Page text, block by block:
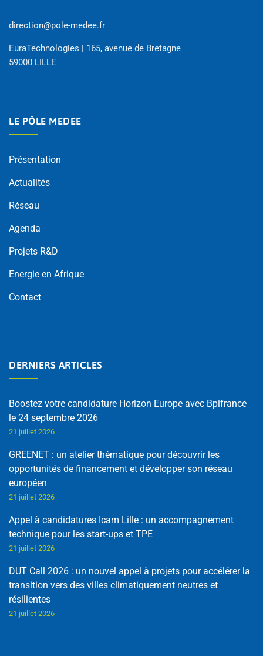
direction@pole-medee.fr
EuraTechnologies | 165, avenue de Bretagne
59000 LILLE
LE PÔLE MEDEE
Présentation
Actualités
Réseau
Agenda
Projets R&D
Energie en Afrique
Contact
DERNIERS ARTICLES
Boostez votre candidature Horizon Europe avec Bpifrance
le 24 septembre 2026
21 juillet 2026
GREENET : un atelier thématique pour découvrir les
opportunités de financement et développer son réseau
européen
21 juillet 2026
Appel à candidatures Icam Lille : un accompagnement
technique pour les start-ups et TPE
21 juillet 2026
DUT Call 2026 : un nouvel appel à projets pour accélérer la
transition vers des villes climatiquement neutres et
résilientes
21 juillet 2026